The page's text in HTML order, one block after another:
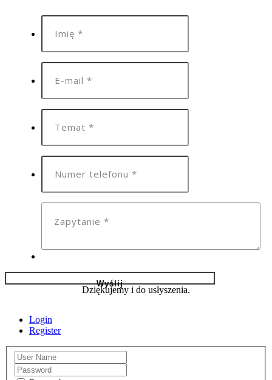
Dziękujemy i do usłyszenia.
Login
Register